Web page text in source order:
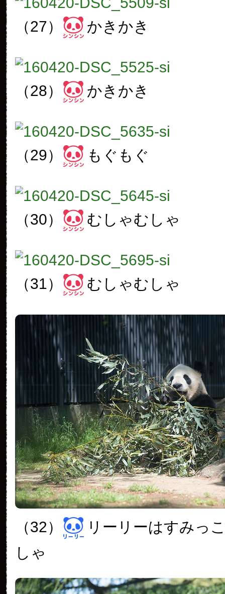
（27） かきかき
（28） かきかき
（29） もぐもぐ
（30） むしゃむしゃ
（31） むしゃむしゃ
（32）
リーリーはすみっ
しゃ